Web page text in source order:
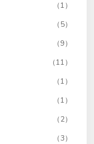
（1）
（5）
（9）
（11）
（1）
（1）
（2）
（3）